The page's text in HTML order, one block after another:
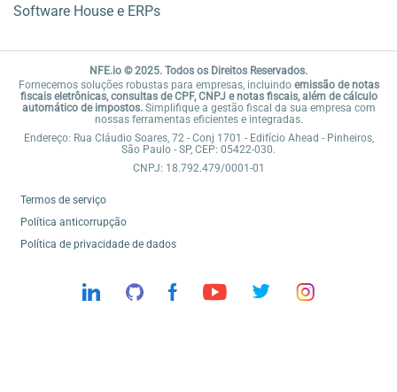
Software House e ERPs
NFE.io © 2025. Todos os Direitos Reservados.
Fornecemos soluções robustas para empresas, incluindo emissão de notas
fiscais eletrônicas, consultas de CPF, CNPJ e notas fiscais, além de cálculo
automático de impostos.Simplifique a gestão fiscal da sua empresa com
nossas ferramentas eficientes e integradas.
Endereço: Rua Cláudio Soares, 72 - Conj 1701 - Edifício Ahead - Pinheiros,
São Paulo - SP, CEP: 05422-030.
CNPJ: 18.792.479/0001-01
Termos de serviço
Política anticorrupção
Política de privacidade de dados